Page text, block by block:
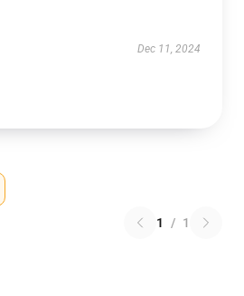
Dec 11, 2024
1 / 1